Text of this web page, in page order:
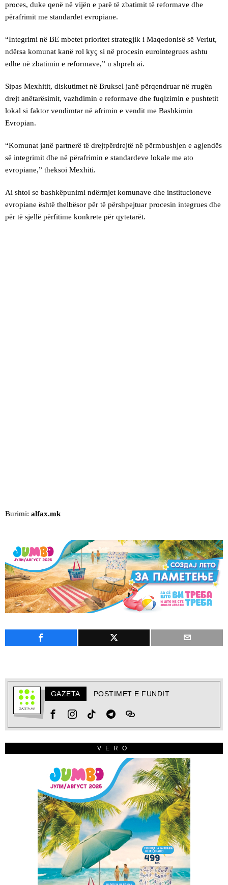
proces, duke qenë në vijën e parë të zbatimit të reformave dhe
përafrimit me standardet evropiane.
“Integrimi në BE mbetet prioritet strategjik i Maqedonisë së Veriut,
ndërsa komunat kanë rol kyç si në procesin eurointegrues ashtu
edhe në zbatimin e reformave,” u shpreh ai.
Sipas Mexhitit, diskutimet në Bruksel janë përqendruar në rrugën
drejt anëtarësimit, vazhdimin e reformave dhe fuqizimin e pushtetit
lokal si faktor vendimtar në afrimin e vendit me Bashkimin
Evropian.
“Komunat janë partnerë të drejtpërdrejtë në përmbushjen e agjendës
së integrimit dhe në përafrimin e standardeve lokale me ato
evropiane,” theksoi Mexhiti.
Ai shtoi se bashkëpunimi ndërmjet komunave dhe institucioneve
evropiane është thelbësor për të përshpejtuar procesin integrues dhe
për të sjellë përfitime konkrete për qytetarët.
Burimi: alfax.mk
GAZETA POSTIMET E FUNDIT
VERO